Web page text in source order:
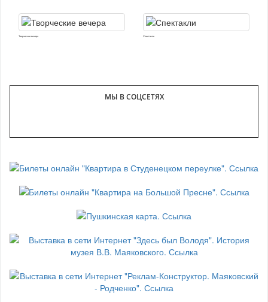
Творческие вечера Спектакли
МЫ В СОЦСЕТЯХ